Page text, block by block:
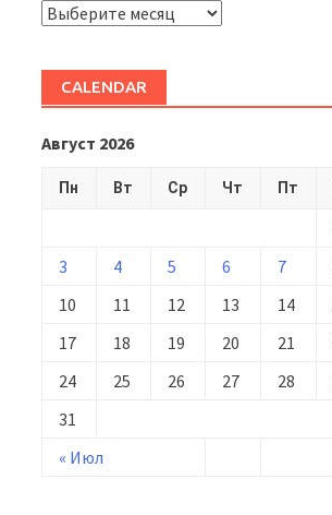
ARHIVĂ
CALENDAR
Август 2026
Пн Вт Ср Чт Пт
« Июл
3
4 5 6 7
10
11 12 13 14
17
18 19 20 21
24
25 26 27 28
31